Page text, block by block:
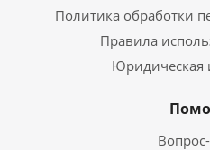
Политика обработки
Правила
Юридическая